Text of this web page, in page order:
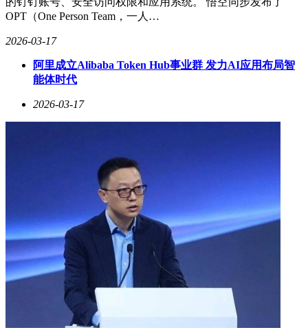
OPT（One Person Team，一人…
2026-03-17
阿里成立Alibaba Token Hub事业群 发力AI应用布局智
能体时代
2026-03-17